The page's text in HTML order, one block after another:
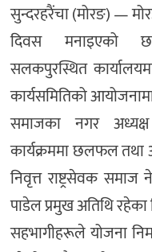
सुन्दरहरैंचा (मोरङ) —
दिवस मनाइएको
सलकपुरस्थित
कार्यसमितिको
समाजका नगर
कार्यक्रममा छलफल तथा
निवृत्त राष्ट्रसेवक समाज
पाडेल प्रमुख अतिथि रहेका
सहभागीहरूले योजना